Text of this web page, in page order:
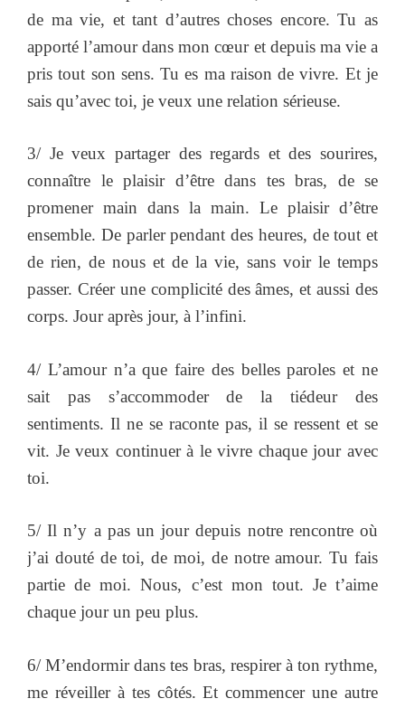
de ma vie, et tant d’autres choses encore. Tu as
apporté l’amour dans mon cœur et depuis ma vie a
pris tout son sens. Tu es ma raison de vivre. Et je
sais qu’avec toi, je veux une relation sérieuse.
3/ Je veux partager des regards et des sourires,
connaître le plaisir d’être dans tes bras, de se
promener main dans la main. Le plaisir d’être
ensemble. De parler pendant des heures, de tout et
de rien, de nous et de la vie, sans voir le temps
passer. Créer une complicité des âmes, et aussi des
corps. Jour après jour, à l’infini.
4/ L’amour n’a que faire des belles paroles et ne
sait pas s’accommoder de la tiédeur des
sentiments. Il ne se raconte pas, il se ressent et se
vit. Je veux continuer à le vivre chaque jour avec
toi.
5/ Il n’y a pas un jour depuis notre rencontre où
j’ai douté de toi, de moi, de notre amour. Tu fais
partie de moi. Nous, c’est mon tout. Je t’aime
chaque jour un peu plus.
6/ M’endormir dans tes bras, respirer à ton rythme,
me réveiller à tes côtés. Et commencer une autre